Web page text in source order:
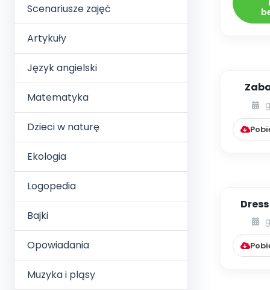
Scenariusze zajęć
Artykuły
Język angielski
Matematyka
Dzieci w naturę
Ekologia
Logopedia
Bajki
Opowiadania
Muzyka i pląsy